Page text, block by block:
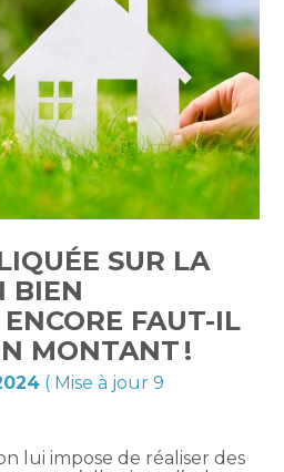
SUR LA
BIEN
FAUT-IL
MONTANT !
( Mise à jour 9
lui impose de réaliser des